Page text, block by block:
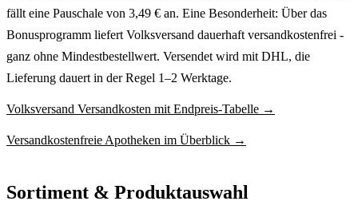
fällt eine Pauschale von 3,49 € an. Eine Besonderheit: Über das
Bonusprogramm liefert Volksversand dauerhaft versandkostenfrei -
ganz ohne Mindestbestellwert. Versendet wird mit DHL, die
Lieferung dauert in der Regel 1–2 Werktage.
Volksversand Versandkosten mit Endpreis-Tabelle →
Versandkostenfreie Apotheken im Überblick →
Sortiment & Produktauswahl